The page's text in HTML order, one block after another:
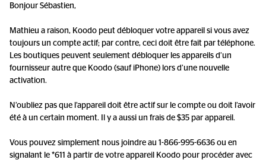
Bonjour Sébastien,
Mathieu a raison, Koodo peut débloquer votre appareil si vous avez
toujours un compte actif; par contre, ceci doit être fait par téléphone.
Les boutiques peuvent seulement débloquer les appareils d’un
fournisseur autre que Koodo (sauf iPhone) lors d’une nouvelle
activation.
N’oubliez pas que l’appareil doit être actif sur le compte ou doit l’avoir
été à un certain moment. Il y a aussi un frais de $35 par appareil.
Vous pouvez simplement nous joindre au 1-866-995-6636 ou en
signalant le *611 à partir de votre appareil Koodo pour procéder avec